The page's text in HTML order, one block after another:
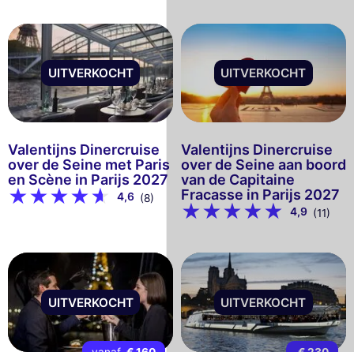
UITVERKOCHT
Valentijns Dinercruise
over de Seine met Paris
en Scène in Parijs 2027
4,6 (8)
UITVERKOCHT
Valentijns Dinercruise
over de Seine aan boord
van de Capitaine
Fracasse in Parijs 2027
4,9 (11)
UITVERKOCHT UITVERKOCHT